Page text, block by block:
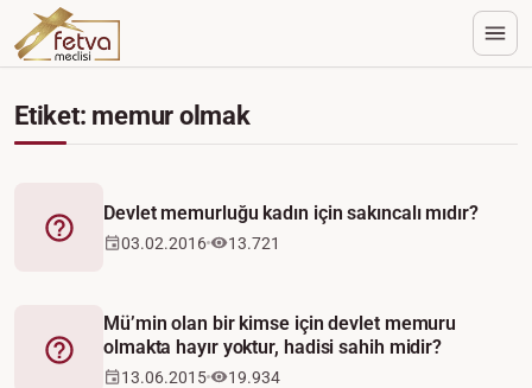
Etiket: memur olmak
Fetva
Devlet memurluğu kadın için sakıncalı mıdır?
03.02.2016 13.721
Fetva
Mü’min olan bir kimse için devlet memuru
olmakta hayır yoktur, hadisi sahih midir?
13.06.2015 19.934